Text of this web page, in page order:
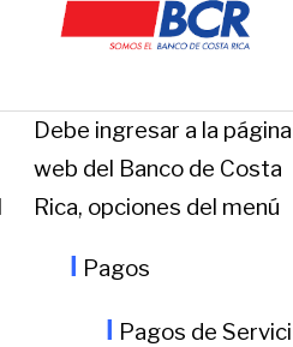
Debe ingresar a la página
web del Banco de Costa
Rica, opciones del menú
l Pagos
l Pagos de